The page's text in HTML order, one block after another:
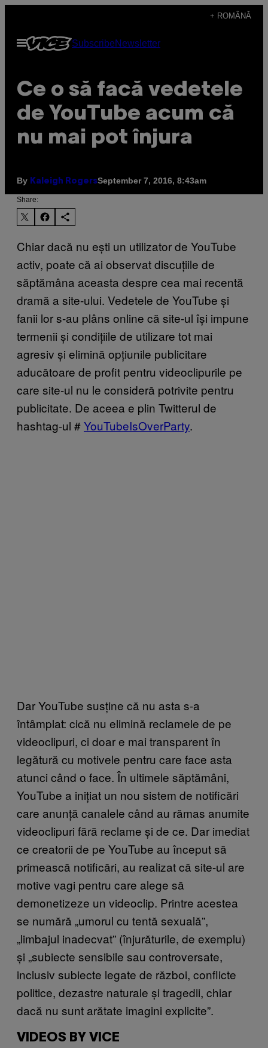
content
+ ROMÂNĂ
Open
Menu
SubscribeNewsletter
​Ce o să facă vedetele
de YouTube acum că
nu mai pot înjura
By Kaleigh RogersSeptember 7, 2016, 8:43am
Share:
Chiar dacă nu ești un utilizator de YouTube
activ, poate că ai observat discuțiile de
săptămâna aceasta despre cea mai recentă
dramă a site-ului. Vedetele de YouTube și
fanii lor s-au plâns online că site-ul își impune
termenii și condițiile de utilizare tot mai
agresiv și elimină opțiunile publicitare
aducătoare de profit pentru videoclipurile pe
care site-ul nu le consideră potrivite pentru
publicitate. De aceea e plin Twitterul de
hashtag-ul #YouTubeIsOverParty.
Dar YouTube susține că nu asta s-a
întâmplat: cică nu elimină reclamele de pe
videoclipuri, ci doar e mai transparent în
legătură cu motivele pentru care face asta
atunci când o face. În ultimele săptămâni,
YouTube a inițiat un nou sistem de notificări
care anunță canalele când au rămas anumite
videoclipuri fără reclame și de ce. Dar imediat
ce creatorii de pe YouTube au început să
primească notificări, au realizat că site-ul are
motive vagi pentru care alege să
demonetizeze un videoclip. Printre acestea
se numără „umorul cu tentă sexuală”,
„limbajul inadecvat” (înjurăturile, de exemplu)
și „subiecte sensibile sau controversate,
inclusiv subiecte legate de război, conflicte
politice, dezastre naturale și tragedii, chiar
dacă nu sunt arătate imagini explicite”.
VIDEOS BY VICE